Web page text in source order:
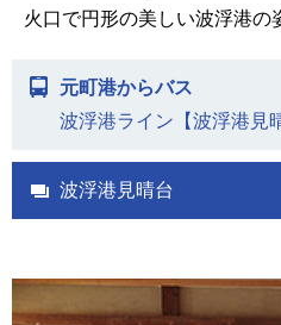
火口で円形の美しい波浮港の
元町港からバス
波浮港ライン【波浮港見
波浮港見晴台